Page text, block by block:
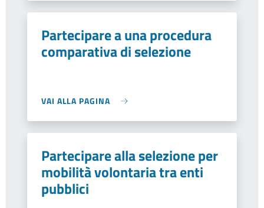
Partecipare a una procedura
comparativa di selezione
VAI ALLA PAGINA
Partecipare alla selezione per
mobilità volontaria tra enti
pubblici